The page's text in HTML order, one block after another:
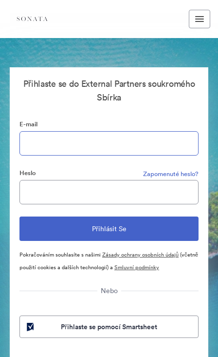
Přihlaste se do External Partners soukromého
Sbírka
E-mail
Heslo Zapomenuté heslo?
Pokračováním souhlasíte s našimi Zásady ochrany osobních údajů(včetně
použití cookies a dalších technologií) a Smluvní podmínky
Nebo
Přihlaste se pomocí Smartsheet